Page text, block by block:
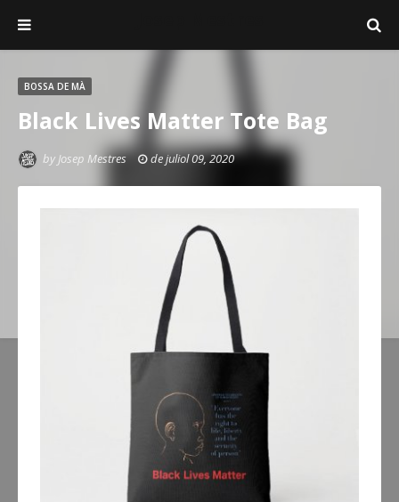
BOSSA DE MÀ
Black Lives Matter Tote Bag
by Josep Mestres de juliol 09, 2020